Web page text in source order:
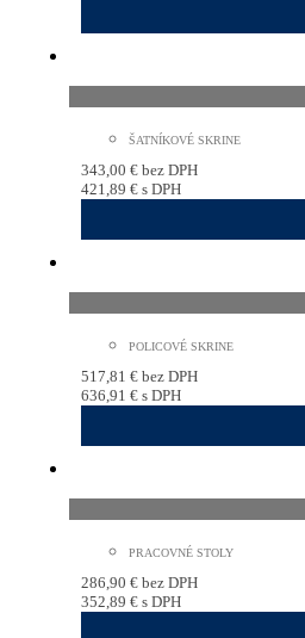
ŠATNÍKOVÉ SKRINE
343,00 € bez DPH
421,89 € s DPH
POLICOVÉ SKRINE
517,81 € bez DPH
636,91 € s DPH
PRACOVNÉ STOLY
286,90 € bez DPH
352,89 € s DPH